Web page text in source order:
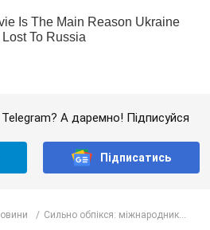
А даремно! Підписуйся
Підписатись
Сильно обпікся: міжнародник...